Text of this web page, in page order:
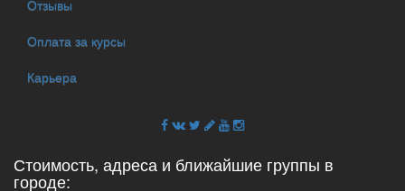
Отзывы
Оплата за курсы
Карьера
Стоимость, адреса и ближайшие группы в
городе: